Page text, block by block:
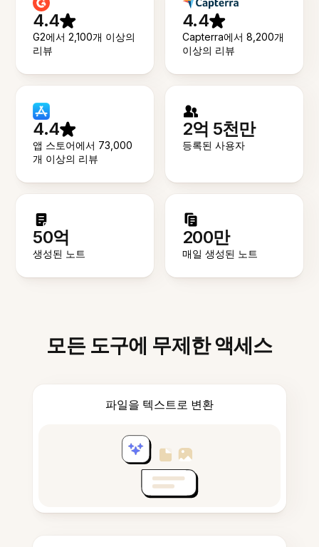
4.4
G2에서 2,100개 이상의
리뷰
4.4
Capterra에서 8,200개
이상의 리뷰
4.4
앱 스토어에서 73,000
개 이상의 리뷰
2억 5천만
등록된 사용자
50억
생성된 노트
200만
매일 생성된 노트
모든 도구에 무제한 액세스
파일을 텍스트로 변환